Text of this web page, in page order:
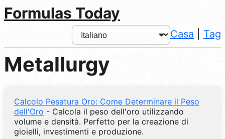
Formulas Today
Casa Tag
Metallurgy
Calcolo Pesatura Oro: Come Determinare il Peso
dell'Oro - Calcola il peso dell'oro utilizzando
volume e densità. Perfetto per la creazione di
gioielli, investimenti e produzione.